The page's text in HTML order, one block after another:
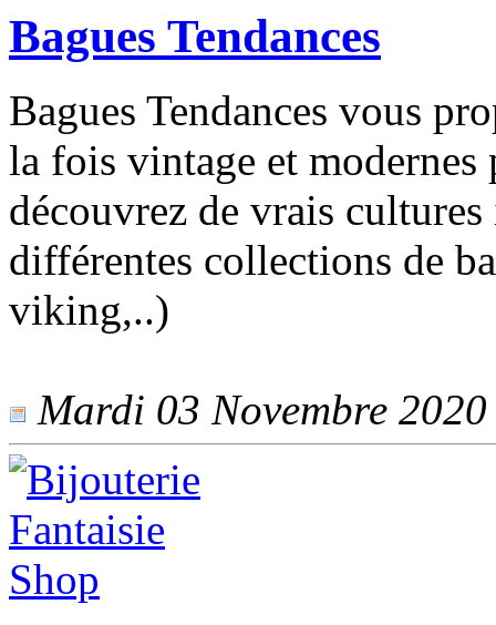
Bagues Tendances
Bagues Tendances vous
la fois vintage et modernes
découvrez de vrais
différentes collections de
viking,..)
Mardi 03 Novembre